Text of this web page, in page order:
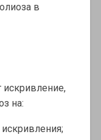
в
искривление,
на: